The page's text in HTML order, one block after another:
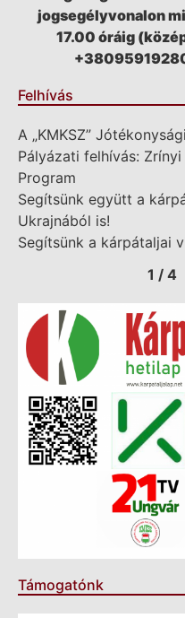
jogsegélyvonalon
17.00 óráig
Felhívás
A „KMKSZ”
Pályázati felhívás:
Program
Segítsünk együtt a
Ukrajnából is!
Segítsünk a kárpátaljai
1 / 4
Támogatónk